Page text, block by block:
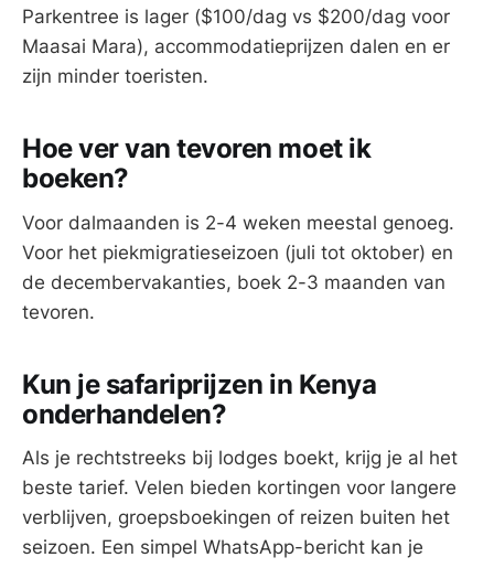
Parkentree is lager ($100/dag vs $200/dag voor
Maasai Mara), accommodatieprijzen dalen en er
zijn minder toeristen.
Hoe ver van tevoren moet ik
boeken?
Voor dalmaanden is 2-4 weken meestal genoeg.
Voor het piekmigratieseizoen (juli tot oktober) en
de decembervakanties, boek 2-3 maanden van
tevoren.
Kun je safariprijzen in Kenya
onderhandelen?
Als je rechtstreeks bij lodges boekt, krijg je al het
beste tarief. Velen bieden kortingen voor langere
verblijven, groepsboekingen of reizen buiten het
seizoen. Een simpel WhatsApp-bericht kan je